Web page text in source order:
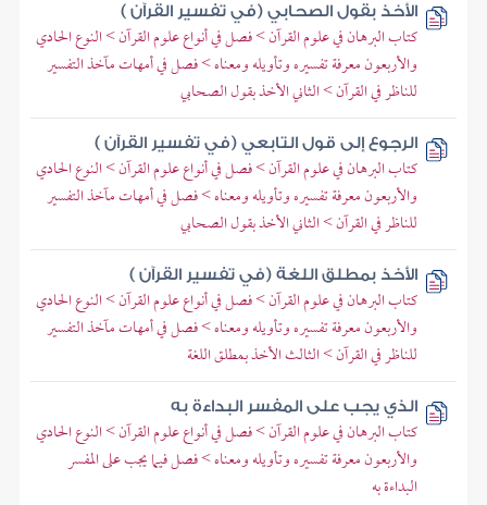
الأخذ بقول الصحابي (في تفسير القرآن )
كتاب البرهان في علوم القرآن > فصل في أنواع علوم القرآن > النوع الحادي
والأربعون معرفة تفسيره وتأويله ومعناه > فصل في أمهات مآخذ التفسير
للناظر في القرآن > الثاني الأخذ بقول الصحابي
الرجوع إلى قول التابعي (في تفسير القرآن )
كتاب البرهان في علوم القرآن > فصل في أنواع علوم القرآن > النوع الحادي
والأربعون معرفة تفسيره وتأويله ومعناه > فصل في أمهات مآخذ التفسير
للناظر في القرآن > الثاني الأخذ بقول الصحابي
الأخذ بمطلق اللغة (في تفسير القرآن )
كتاب البرهان في علوم القرآن > فصل في أنواع علوم القرآن > النوع الحادي
والأربعون معرفة تفسيره وتأويله ومعناه > فصل في أمهات مآخذ التفسير
للناظر في القرآن > الثالث الأخذ بمطلق اللغة
الذي يجب على المفسر البداءة به
كتاب البرهان في علوم القرآن > فصل في أنواع علوم القرآن > النوع الحادي
والأربعون معرفة تفسيره وتأويله ومعناه > فصل فيما يجب على المفسر
البداءة به